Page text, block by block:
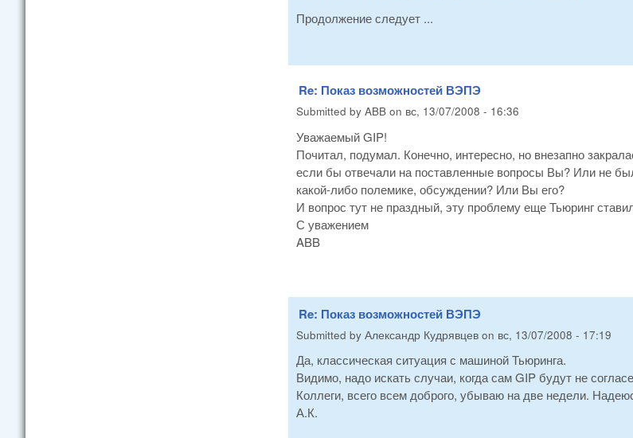
Продолжение следует ...
Re: Показ возможностей ВЭПЭ
Submitted by ABB on вс, 13/07/2008 - 16:36
Уважаемый GIP!
Почитал, подумал. Конечно, интересно, но внезапно
если бы отвечали на поставленные вопросы Вы? Или не
какой-либо полемике, обсуждении? Или Вы его?
И вопрос тут не праздный, эту проблему еще Тьюринг
С уважением
ABB
Re: Показ возможностей ВЭПЭ
Submitted by Александр Кудрявцев on вс, 13/07/2008 - 17:19
Да, классическая ситуация с машиной Тьюринга.
Видимо, надо искать случаи, когда сам GIP будут не
Коллеги, всего всем доброго, убываю на две недели.
А.К.